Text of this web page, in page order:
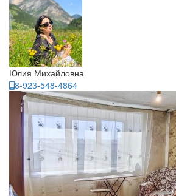
Юлия Михайловна
8-923-548-4864